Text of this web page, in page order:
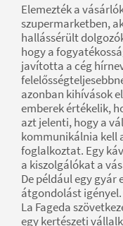
Elemezték a
szupermarketben,
hallássérült
hogy a
javította a cég
azonban kihívások
emberek értékelik,
azt jelenti, hogy a
kommunikálnia kell
foglalkoztat. Egy
a kiszolgálókat a
De például egy gyár
átgondolást
La Fageda
egy kertészeti